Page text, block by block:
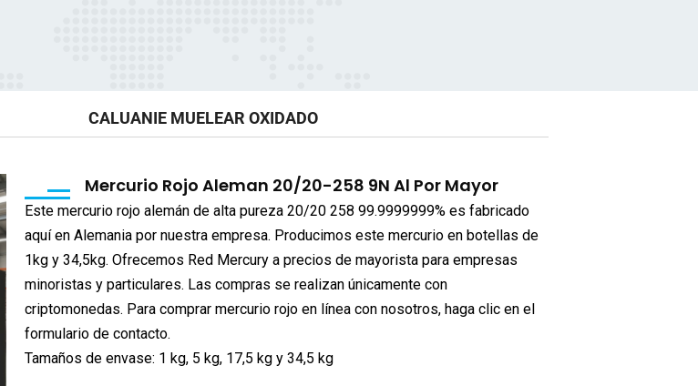
CALUANIE MUELEAR OXIDADO
Mercurio Rojo Aleman 20/20-258 9N Al Por Mayor
Este mercurio rojo alemán de alta pureza 20/20 258 99.9999999% es fabricado
aquí en Alemania por nuestra empresa. Producimos este mercurio en botellas de
1kg y 34,5kg. Ofrecemos Red Mercury a precios de mayorista para empresas
minoristas y particulares. Las compras se realizan únicamente con
criptomonedas. Para comprar mercurio rojo en línea con nosotros, haga clic en el
formulario de contacto.
Tamaños de envase: 1 kg, 5 kg, 17,5 kg y 34,5 kg